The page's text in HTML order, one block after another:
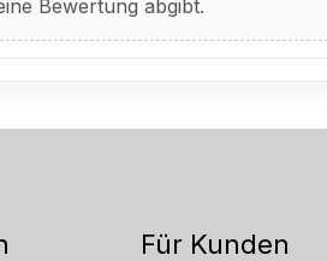
Bewertung abgibt.
Für Kunden